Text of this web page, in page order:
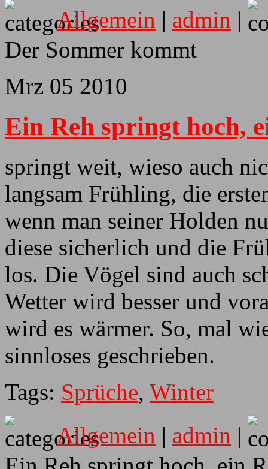
Allgemein | admin |
Der Sommer kommt
Mrz 05 2010
Ein Reh springt hoch,
springt weit, wieso auch
langsam Frühling, die
wenn man seiner Holden
diese sicherlich und die
los. Die Vögel sind auch
Wetter wird besser und
wird es wärmer. So, mal
sinnloses geschrieben.
Tags: Sprüche, Winter
Allgemein | admin |